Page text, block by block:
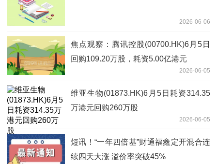
2026-06-06
焦点观察：腾讯控股(00700.HK)6月5日
回购109.20万股，耗资5.00亿港元
2026-06-05
维亚生物(01873.HK)6月5日耗资314.35
万港元回购260万股
2026-06-05
短讯！“一年四倍基”财通福鑫定开混合连
续四天大涨 溢价率突破45%